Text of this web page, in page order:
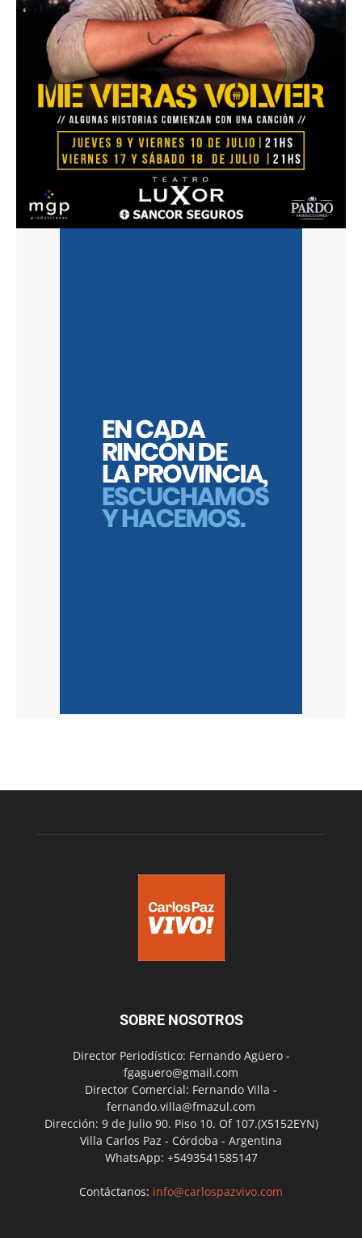
SOBRE NOSOTROS
Director Periodístico: Fernando Agüero -
fgaguero@gmail.com
Director Comercial: Fernando Villa -
fernando.villa@fmazul.com
Dirección: 9 de Julio 90. Piso 10. Of 107.(X5152EYN)
Villa Carlos Paz - Córdoba - Argentina
WhatsApp: +5493541585147
Contáctanos: info@carlospazvivo.com